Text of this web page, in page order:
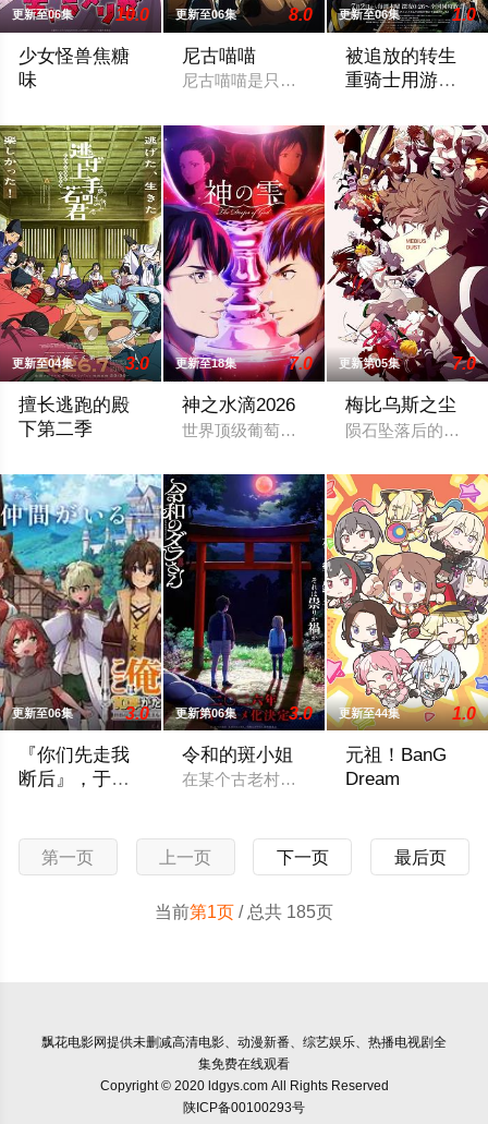
更新至06集 10.0
少女怪兽焦糖
味
更新至06集 8.0
尼古喵喵
尼古喵喵是只超爱抽烟的废物兽人！因为
更新至06集 1.0
被追放的转生
重骑士用游戏
更新至04集 3.0
擅长逃跑的殿
下第二季
更新至18集 7.0
神之水滴2026
世界顶级葡萄酒评论家神咲丰多香去世以
更新第05集 7.0
梅比乌斯之尘
陨石坠落后的第十
更新至06集 3.0
『你们先走我
断后』，于是
更新第06集 3.0
令和的斑小姐
在某个古老村落的遗址深处，那一片禁止
更新至44集 1.0
元祖！BanG
Dream
第一页 上一页 下一页 最后页
当前第1页 / 总共 185页
飘花电影网提供未删减高清电影、动漫新番、综艺娱乐、热播电视剧全
集免费在线观看
Copyright © 2020 ldgys.com All Rights Reserved
陕ICP备00100293号